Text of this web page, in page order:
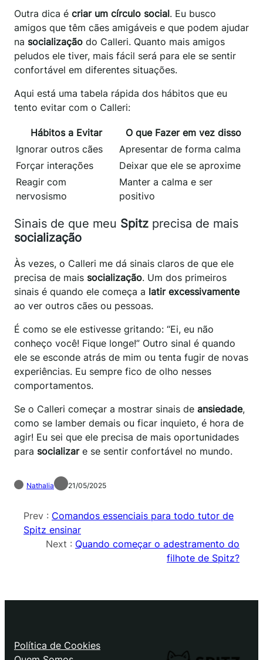
Outra dica é criar um círculo social. Eu busco
amigos que têm cães amigáveis e que podem ajudar
na socialização do Calleri. Quanto mais amigos
peludos ele tiver, mais fácil será para ele se sentir
confortável em diferentes situações.
Aqui está uma tabela rápida dos hábitos que eu
tento evitar com o Calleri:
Hábitos a Evitar
O que Fazer em vez disso
Ignorar outros cães
Apresentar de forma calma
Forçar interações
Deixar que ele se aproxime
Reagir com
nervosismo
Manter a calma e ser
positivo
Sinais de que meu Spitz precisa de mais
socialização
Às vezes, o Calleri me dá sinais claros de que ele
precisa de mais socialização. Um dos primeiros
sinais é quando ele começa a latir excessivamente
ao ver outros cães ou pessoas.
É como se ele estivesse gritando: “Ei, eu não
conheço você! Fique longe!” Outro sinal é quando
ele se esconde atrás de mim ou tenta fugir de novas
experiências. Eu sempre fico de olho nesses
comportamentos.
Se o Calleri começar a mostrar sinais de ansiedade,
como se lamber demais ou ficar inquieto, é hora de
agir! Eu sei que ele precisa de mais oportunidades
para socializare se sentir confortável no mundo.
Nathalia 21/05/2025
Prev : Comandos essenciais para todo tutor de
Spitz ensinar
Next : Quando começar o adestramento do
filhote de Spitz?
Política de Cookies